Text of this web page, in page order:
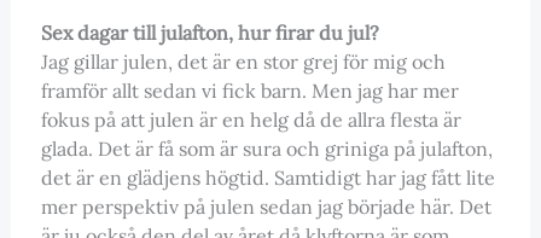
Sex dagar till julafton, hur firar du jul?
Jag gillar julen, det är en stor grej för mig och
framför allt sedan vi fick barn. Men jag har mer
fokus på att julen är en helg då de allra flesta är
glada. Det är få som är sura och griniga på julafton,
det är en glädjens högtid. Samtidigt har jag fått lite
mer perspektiv på julen sedan jag började här. Det